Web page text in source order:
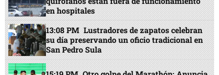
en hospitales
13:08 PM Lustradores de zapatos celebran
su día preservando un oficio tradicional en
San Pedro Sula